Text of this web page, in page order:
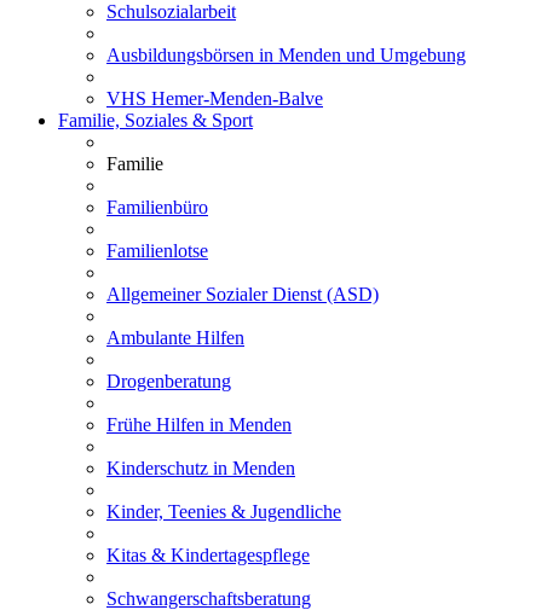
Schulsozialarbeit
Ausbildungsbörsen in Menden und Umgebung
VHS Hemer-Menden-Balve
Familie, Soziales & Sport
Familie
Familienbüro
Familienlotse
Allgemeiner Sozialer Dienst (ASD)
Ambulante Hilfen
Drogenberatung
Frühe Hilfen in Menden
Kinderschutz in Menden
Kinder, Teenies & Jugendliche
Kitas & Kindertagespflege
Schwangerschaftsberatung